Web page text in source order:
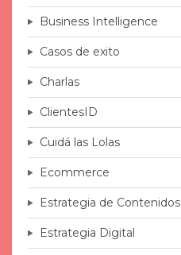
Business Intelligence
Casos de exito
Charlas
ClientesID
Cuidá las Lolas
Ecommerce
Estrategia de Contenidos
Estrategia Digital